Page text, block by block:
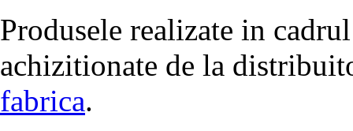
Produsele realizate in
achizitionate de la
fabrica.